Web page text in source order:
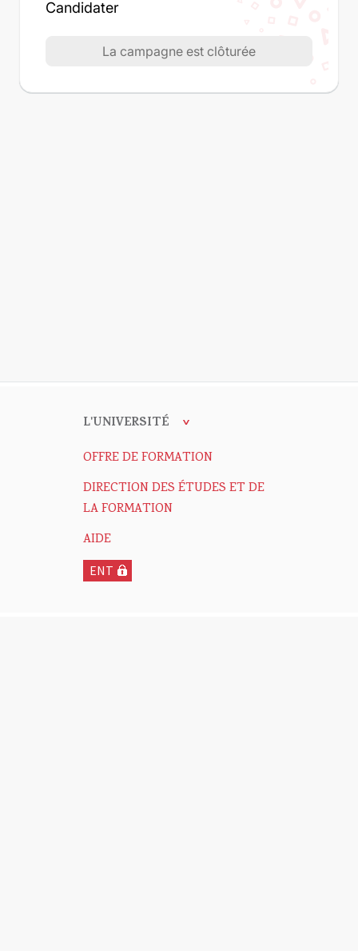
Candidater
La campagne est clôturée
L'UNIVERSITÉ
OFFRE DE FORMATION
DIRECTION DES ÉTUDES ET DE
LA FORMATION
AIDE
ENT